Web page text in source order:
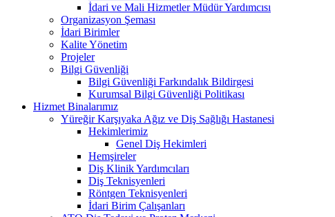
İdari ve Mali Hizmetler Müdür Yardımcısı
Organizasyon Şeması
İdari Birimler
Kalite Yönetim
Projeler
Bilgi Güvenliği
Bilgi Güvenliği Farkındalık Bildirgesi
Kurumsal Bilgi Güvenliği Politikası
Hizmet Binalarımız
Yüreğir Karşıyaka Ağız ve Diş Sağlığı Hastanesi
Hekimlerimiz
Genel Diş Hekimleri
Hemşireler
Diş Klinik Yardımcıları
Diş Teknisyenleri
Röntgen Teknisyenleri
İdari Birim Çalışanları